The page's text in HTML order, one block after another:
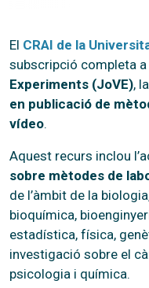
El CRAI de la
subscripció completa a
Experiments (JoVE), la
en publicació de
vídeo.
Aquest recurs inclou
sobre mètodes de
de l’àmbit de la
bioquímica,
estadística, física,
investigació sobre el
psicologia i química.